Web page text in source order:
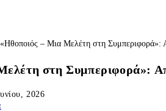
στη Συμπεριφορά»:
2026